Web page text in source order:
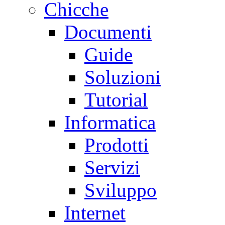
Chicche
Documenti
Guide
Soluzioni
Tutorial
Informatica
Prodotti
Servizi
Sviluppo
Internet